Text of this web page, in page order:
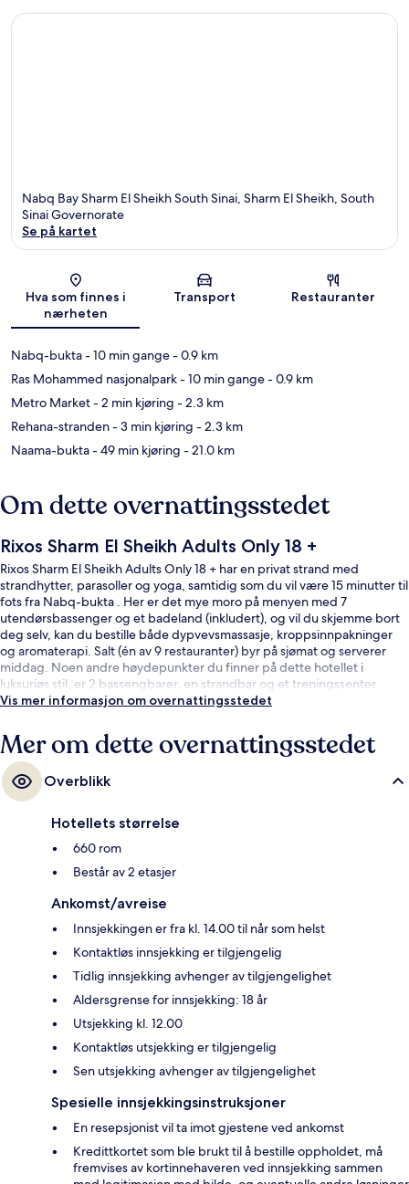
Nabq Bay Sharm El Sheikh South Sinai, Sharm El Sheikh, South
Sinai Governorate
Se på kartet
Hva som finnes i
nærheten
Transport Restauranter
Nabq-bukta- 10 min gange- 0.9 km
Ras Mohammed nasjonalpark- 10 min gange- 0.9 km
Metro Market- 2 min kjøring - 2.3 km
Rehana-stranden- 3 min kjøring - 2.3 km
Naama-bukta- 49 min kjøring - 21.0 km
Om dette overnattingsstedet
Rixos Sharm El Sheikh Adults Only 18 +
Rixos Sharm El Sheikh Adults Only 18 + har en privat strand med
strandhytter, parasoller og yoga, samtidig som du vil være 15 minutter til
fots fra Nabq-bukta . Her er det mye moro på menyen med 7
utendørsbassenger og et badeland (inkludert), og vil du skjemme bort
deg selv, kan du bestille både dypvevsmassasje, kroppsinnpakninger
og aromaterapi. Salt (én av 9 restauranter) byr på sjømat og serverer
middag. Noen andre høydepunkter du finner på dette hotellet i
luksuriøs stil, er 2 bassengbarer, en strandbar og et treningssenter.
Vis mer informasjon om overnattingsstedet
Mer om dette overnattingsstedet
Overblikk
Hotellets størrelse
660 rom
Består av 2 etasjer
Ankomst/avreise
Innsjekkingen er fra kl. 14.00 til når som helst
Kontaktløs innsjekking er tilgjengelig
Tidlig innsjekking avhenger av tilgjengelighet
Aldersgrense for innsjekking: 18 år
Utsjekking kl. 12.00
Kontaktløs utsjekking er tilgjengelig
Sen utsjekking avhenger av tilgjengelighet
Spesielle innsjekkingsinstruksjoner
En resepsjonist vil ta imot gjestene ved ankomst
Kredittkortet som ble brukt til å bestille oppholdet, må
fremvises av kortinnehaveren ved innsjekking sammen